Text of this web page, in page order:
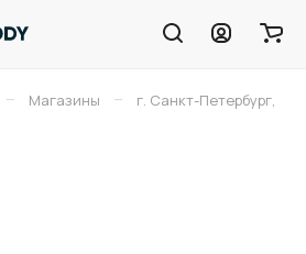
– Магазины – г. Санкт-Петербург,